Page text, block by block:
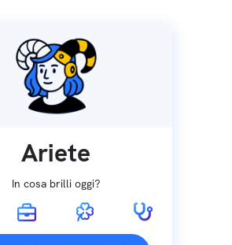
Ariete
In cosa brilli oggi?